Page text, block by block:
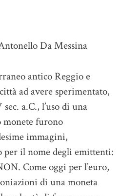
Da Messina
antico Reggio e
ad avere sperimentato,
a.C., l’uso di una
monete furono
immagini,
il nome degli emittenti:
Come oggi per l’euro,
di una moneta